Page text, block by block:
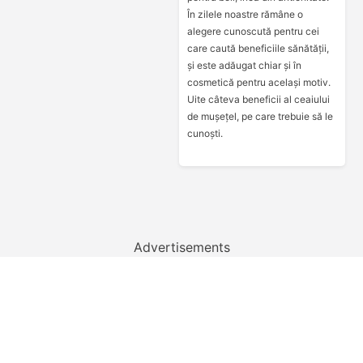
În zilele noastre rămâne o
alegere cunoscută pentru cei
care caută beneficiile sănătății,
și este adăugat chiar și în
cosmetică pentru același motiv.
Uite câteva beneficii al ceaiului
de mușețel, pe care trebuie să le
cunoști.
Advertisements